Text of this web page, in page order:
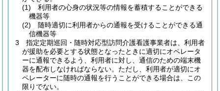
(1)
利用者の心身の状況等の情報を蓄積することができる
機器等
(2)
随時適切に利用者からの通報を受けることができる通
信機器等
3
指定定期巡回・随時対応型訪問介護看護事業者は、利用者
が援助を必要とする状態となったときに適切にオペレータ
ーに通報できるよう、利用者に対し、通信のための端末機
器を配布しなければならない。 ただし、利用者が適切にオ
ペレーターに随時の通報を行うことができる場合は、この
限りでない。